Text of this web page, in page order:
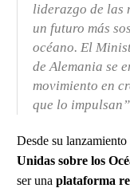
liderazgo de las
un futuro más
océano. El
de Alemania se
movimiento en
que lo
Desde su lanzamiento
Unidas sobre los
ser una plataforma